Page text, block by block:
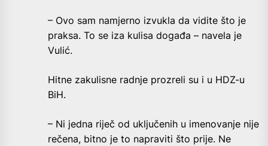
– Ovo sam namjerno izvukla da vidite što je
praksa. To se iza kulisa događa – navela je
Vulić.
Hitne zakulisne radnje prozreli su i u HDZ-u
BiH.
– Ni jedna riječ od uključenih u imenovanje nije
rečena, bitno je to napraviti što prije. Ne